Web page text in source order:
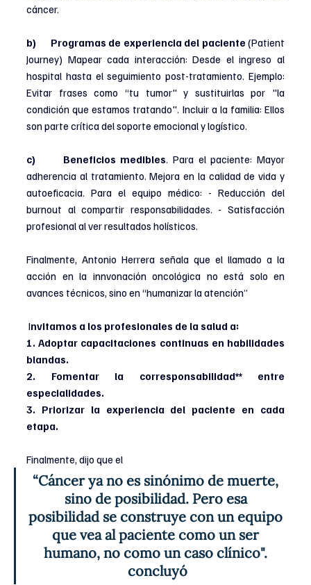
cáncer.
b)      Programas de experiencia del paciente (Patient
Journey) Mapear cada interacción: Desde el ingreso al
hospital hasta el seguimiento post-tratamiento. Ejemplo:
Evitar frases como “tu tumor" y sustituirlas por "la
condición que estamos tratando". Incluir a la familia: Ellos
son parte crítica del soporte emocional y logístico.
c)      Beneficios medibles. Para el paciente: Mayor
adherencia al tratamiento. Mejora en la calidad de vida y
autoeficacia. Para el equipo médico: - Reducción del
burnout al compartir responsabilidades. - Satisfacción
profesional al ver resultados holísticos.
Finalmente, Antonio Herrera señala que el llamado a la
acción en la innvonación oncológica no está solo en
avances técnicos, sino en “humanizar la atención”
Invitamos a los profesionales de la salud a:
1. Adoptar capacitaciones continuas en habilidades
blandas.
2. Fomentar la corresponsabilidad** entre
especialidades.
3. Priorizar la experiencia del paciente en cada
etapa.
Finalmente, dijo que el
“Cáncer ya no es sinónimo de muerte,
sino de posibilidad. Pero esa
posibilidad se construye con un equipo
que vea al paciente como un ser
humano, no como un caso clínico".
concluyó